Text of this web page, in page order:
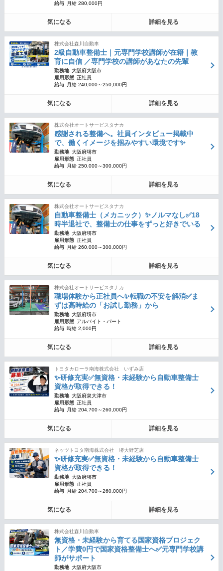
給与
月給 280,000円
気になる 詳細を見る
株式会社森川自動車
2級自動車整備士｜元専門学校講師が在籍｜教
育に自信 ／専門学校の講師があなたの先輩
勤務地 大阪府大阪市
雇用形態 正社員
給与
月給 240,000～250,000円
気になる 詳細を見る
株式会社オートサービスタナカ
感謝される整備へ。社員インタビュー掲載中
で、働くイメージを掴みやすい環境です✨
勤務地 大阪府堺市
雇用形態 正社員
給与
月給 250,000～300,000円
気になる 詳細を見る
株式会社オートサービスタナカ
自動車整備士（メカニック）✨ノルマなし✅18
時半退社で、整備士の仕事をずっと好きでいる
勤務地 大阪府堺市
雇用形態 正社員
給与
月給 260,000～300,000円
気になる 詳細を見る
株式会社オートサービスタナカ
職場体験から正社員へ✨転職の不安を解消✅ま
ずは高時給の「お試し勤務」から
勤務地 大阪府堺市
雇用形態 アルバイト・パート
給与 時給 2,000円
気になる 詳細を見る
トヨタカローラ南海株式会社 いずみ店
✨研修充実✅無資格・未経験から自動車整備士
資格が取得できる！
勤務地 大阪府泉大津市
雇用形態 正社員
給与
月給 204,700～260,000円
気になる 詳細を見る
ネッツトヨタ南海株式会社 堺大野芝店
✨研修充実✅無資格・未経験から自動車整備士
資格が取得できる！
勤務地 大阪府堺市
雇用形態 正社員
給与
月給 204,700～260,000円
気になる 詳細を見る
株式会社森川自動車
無資格・未経験から育てる国家資格プロジェク
ト／学費0円で国家資格整備士へ✅元専門学校講
師がサポート
勤務地 大阪府大阪市